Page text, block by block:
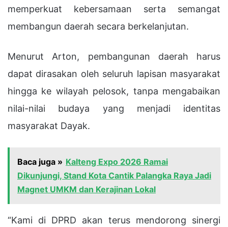
memperkuat kebersamaan serta semangat
membangun daerah secara berkelanjutan.
Menurut Arton, pembangunan daerah harus
dapat dirasakan oleh seluruh lapisan masyarakat
hingga ke wilayah pelosok, tanpa mengabaikan
nilai-nilai budaya yang menjadi identitas
masyarakat Dayak.
Baca juga » Kalteng Expo 2026 Ramai
Dikunjungi, Stand Kota Cantik Palangka Raya Jadi
Magnet UMKM dan Kerajinan Lokal
“Kami di DPRD akan terus mendorong sinergi